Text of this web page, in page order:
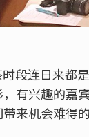
时段连日来
有兴趣的嘉宾
来机会难得的